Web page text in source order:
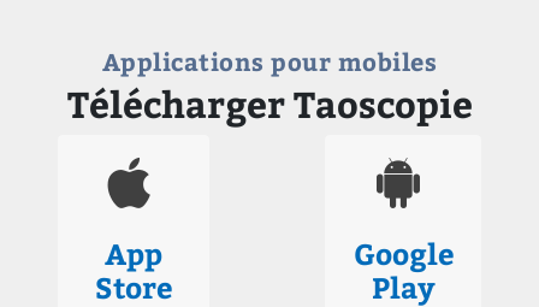
Applications pour mobiles
Télécharger Taoscopie
App
Store
Google
Play